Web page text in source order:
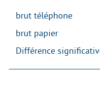
brut téléphone
brut papier
Différence